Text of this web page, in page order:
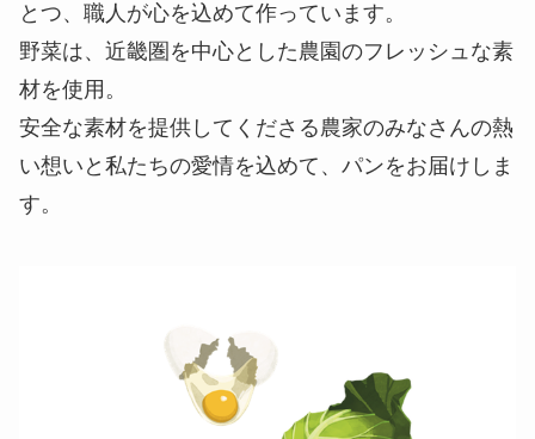
とつ、職人が心を込めて作っています。
野菜は、近畿圏を中心とした農園のフレッシュな素
材を使用。
安全な素材を提供してくださる農家のみなさんの熱
い想いと私たちの愛情を込めて、パンをお届けしま
す。